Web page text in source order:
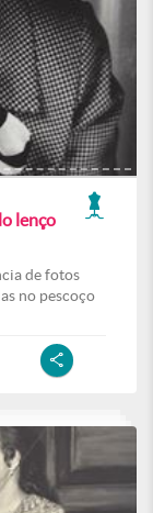
lenço
de fotos
no pescoço